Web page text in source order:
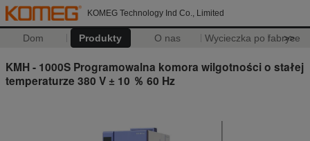
KOMEG Technology Ind Co., Limited
Dom Produkty O nas Wycieczka po fabryce
>>
KMH - 1000S Programowalna komora wilgotności o stałej
temperaturze 380 V ± 10 ％ 60 Hz